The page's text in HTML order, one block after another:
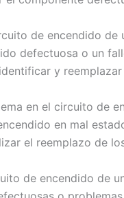
de encendido de
defectuosa o un
y
en el circuito de
en mal
el reemplazo de
de encendido de